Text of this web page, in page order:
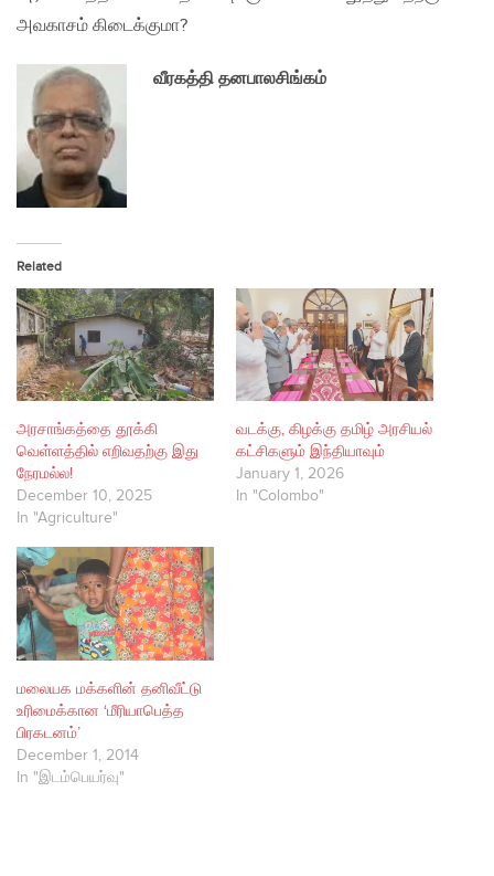
அவகாசம் கிடைக்குமா?
வீரகத்தி தனபாலசிங்கம்
Related
அரசாங்கத்தை தூக்கி
வெள்ளத்தில் எறிவதற்கு இது
நேரமல்ல!
December 10, 2025
In "Agriculture"
வடக்கு, கிழக்கு தமிழ் அரசியல்
கட்சிகளும் இந்தியாவும்
January 1, 2026
In "Colombo"
மலையக மக்களின் தனிவீட்டு
உரிமைக்கான ‘மீரியாபெத்த
பிரகடனம்’
December 1, 2014
In "இடம்பெயர்வு"